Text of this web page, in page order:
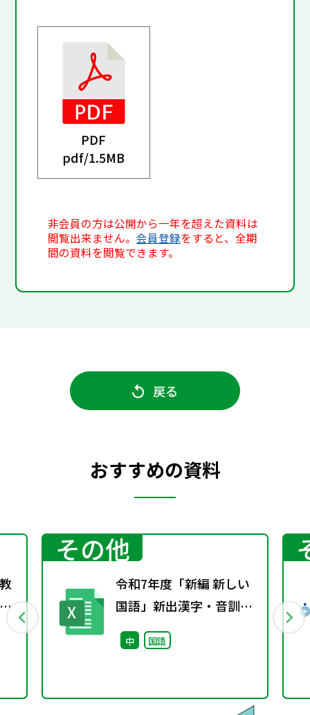
PDF
pdf/1.5MB
非会員の方は公開から一年を超えた資料は
閲覧出来ません。会員登録をすると、全期
間の資料を閲覧できます。
戻る
おすすめの資料
その他
令和7年度「新編 新しい
国語」新出漢字・音訓・
「付表」
中 国語